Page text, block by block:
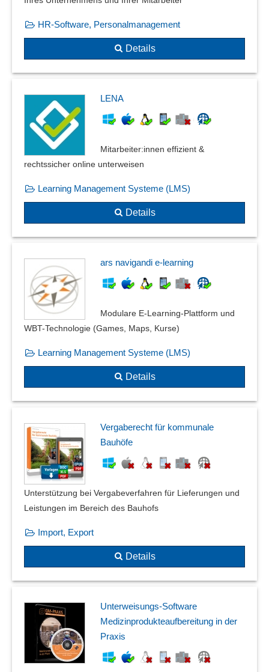
HR-Software, Personalmanagement
Details
LENA
Mitarbeiter:innen effizient &
rechtssicher online unterweisen
Learning Management Systeme (LMS)
Details
ars navigandi e-learning
Modulare E-Learning-Plattform und
WBT-Technologie (Games, Maps, Kurse)
Learning Management Systeme (LMS)
Details
Vergaberecht für kommunale
Bauhöfe
Unterstützung bei Vergabeverfahren für Lieferungen und
Leistungen im Bereich des Bauhofs
Import, Export
Details
Unterweisungs-Software
Medizinprodukteaufbereitung in der
Praxis